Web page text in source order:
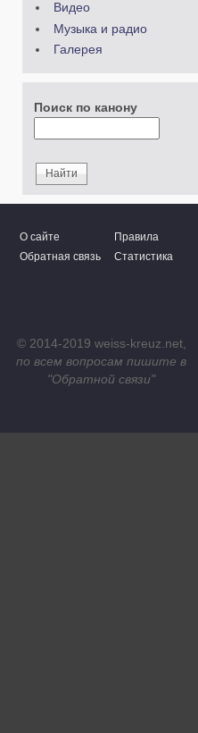
Видео
Музыка и радио
Галерея
Поиск по канону
О сайте Правила
Обратная связь
Статистика
© 2014-2019 weiss-kreuz.net,
по всем вопросам пишите в
"Обратной связи"